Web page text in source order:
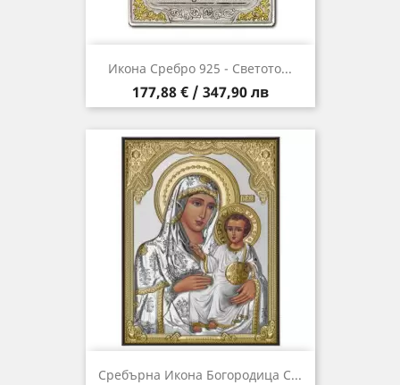
Икона Сребро 925 - Светото...
Цена
177,88 € / 347,90 лв
Сребърна Икона Богородица С...